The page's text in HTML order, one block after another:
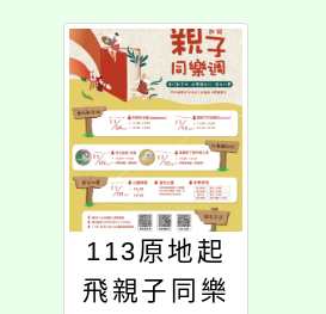
113原地起
飛親子同樂